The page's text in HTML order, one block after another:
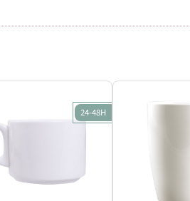
24-48H